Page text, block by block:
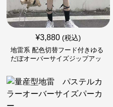
¥3,880 (税込)
地雷系 配色切替フード付きゆる
だぼオーバーサイズジップアッ